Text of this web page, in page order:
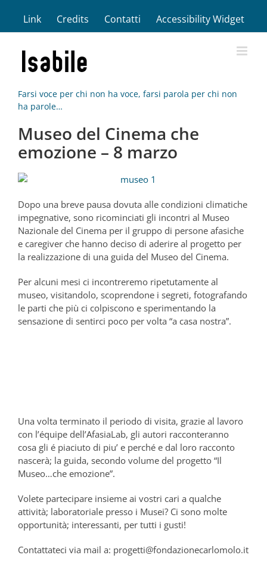
contenuto
Link Credits Contatti Accessibility Widget
Farsi voce per chi non ha voce, farsi parola per chi non
ha parole…
Museo del Cinema che
emozione – 8 marzo
Dopo una breve pausa dovuta alle condizioni climatiche
impegnative, sono ricominciati gli incontri al Museo
Nazionale del Cinema per il gruppo di persone afasiche
e caregiver che hanno deciso di aderire al progetto per
la realizzazione di una guida del Museo del Cinema.
Per alcuni mesi ci incontreremo ripetutamente al
museo, visitandolo, scoprendone i segreti, fotografando
le parti che più ci colpiscono e sperimentando la
sensazione di sentirci poco per volta “a casa nostra”.
Una volta terminato il periodo di visita, grazie al lavoro
con l’équipe dell’AfasiaLab, gli autori racconteranno
cosa gli é piaciuto di piu’ e perché e dal loro racconto
nascerà; la guida, secondo volume del progetto “Il
Museo…che emozione”.
Volete partecipare insieme ai vostri cari a qualche
attività; laboratoriale presso i Musei? Ci sono molte
opportunità; interessanti, per tutti i gusti!
Contattateci via mail a: progetti@fondazionecarlomolo.it